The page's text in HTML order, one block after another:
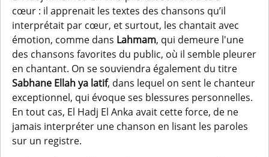
cœur : il apprenait les textes des chansons qu’il
interprétait par cœur, et surtout, les chantait avec
émotion, comme dans Lahmam, qui demeure l'une
des chansons favorites du public, où il semble pleurer
en chantant. On se souviendra également du titre
Sabhane Ellah ya latif, dans lequel on sent le chanteur
exceptionnel, qui évoque ses blessures personnelles.
En tout cas, El Hadj El Anka avait cette force, de ne
jamais interpréter une chanson en lisant les paroles
sur un registre.